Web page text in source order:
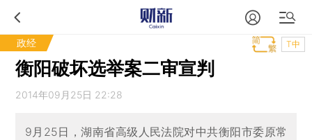
政经 T中
衡阳破坏选举案二审宣判
2014年09月25日 22:28
9月25日，湖南省高级人民法院对中共衡阳市委原常